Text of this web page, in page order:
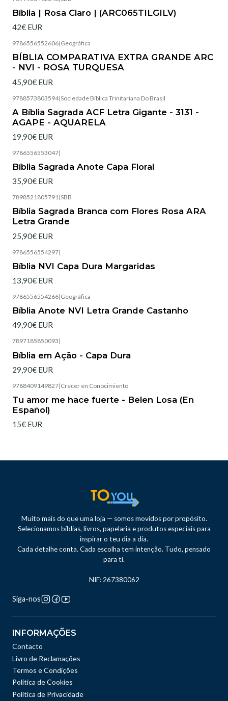
Bíblia | Rosa Claro | (ARC065TILGILV)
42€ EUR
9786556552606|Geográfica
BÍBLIA COMPARATIVA EXTRA GRANDE ARC
- NVI - ROSA TURQUESA
45,90€ EUR
9788573803594|Sociedade Bíblica Trinitariana Do Brasil
A Bíblia Sagrada ACF Letra Gigante - 3131 -
AGAPE - AQUARELA
19,90€ EUR
9786556553047|
Bíblia Sagrada Anote Capa Floral
35,90€ EUR
7898521805791|SBB
Bíblia Sagrada Branca com Flores Rosa ARA
Letra Grande
25,90€ EUR
9786556554297|
Bíblia NVI Capa Dura Margaridas
13,90€ EUR
9786556554266|Geográfica
Bíblia Anote NVI Letra Grande Castanho
49,90€ EUR
7897185850093 |
Bíblia em Ação - Capa Dura
29,90€ EUR
9788409149827|Crecer en Conocimiento
Tu amor me hace fuerte - Belen Losa (En
Español)
15€ EUR
Muito mais do que uma loja — somos movidos por propósito.
Selecionamos bíblias, livros, papelaria e produtos especiais para
inspirar o teu dia a dia.
Cada detalhe conta. Cada escolha tem intenção. Tudo, pensado
para ti.
NIF: 267380062
Siga-nos
INFORMAÇÕES
Contacto
Livro de Reclamações
Termos e Condições
Política de Cookies
Política de Privacidade